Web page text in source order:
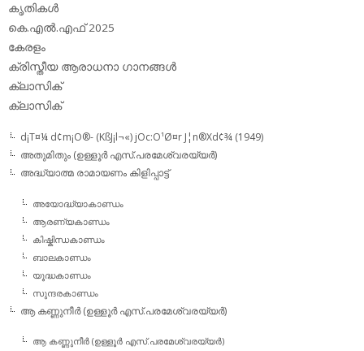
കൃതികള്‍
കെ.എല്‍.എഫ് 2025
കേരളം
ക്രിസ്തീയ ആരാധനാ ഗാനങ്ങള്‍
ക്ലാസിക്‌
ക്ലാസിക്
d¡T¤¼ d¢m¡O®- (KßJ¡l¬«) jOc:O¹Ø¤r J¦n®Xd¢¾ (1949)
അതുമിതും (ഉള്ളൂര്‍ എസ്.പരമേശ്വരയ്യര്‍)
അദ്ധ്യാത്മ രാമായണം കിളിപ്പാട്ട്‌
അയോദ്ധ്യാകാണ്ഡം
ആരണ്യകാണ്ഡം
കിഷ്കിന്ധകാണ്ഡം
ബാലകാണ്ഡം
യൂദ്ധകാണ്ഡം
സുന്ദരകാണ്ഡം
ആ കണ്ണുനീര്‍ (ഉള്ളൂര്‍ എസ്.പരമേശ്വരയ്യര്‍)
ആ കണ്ണുനീര്‍ (ഉള്ളൂര്‍ എസ്.പരമേശ്വരയ്യര്‍)